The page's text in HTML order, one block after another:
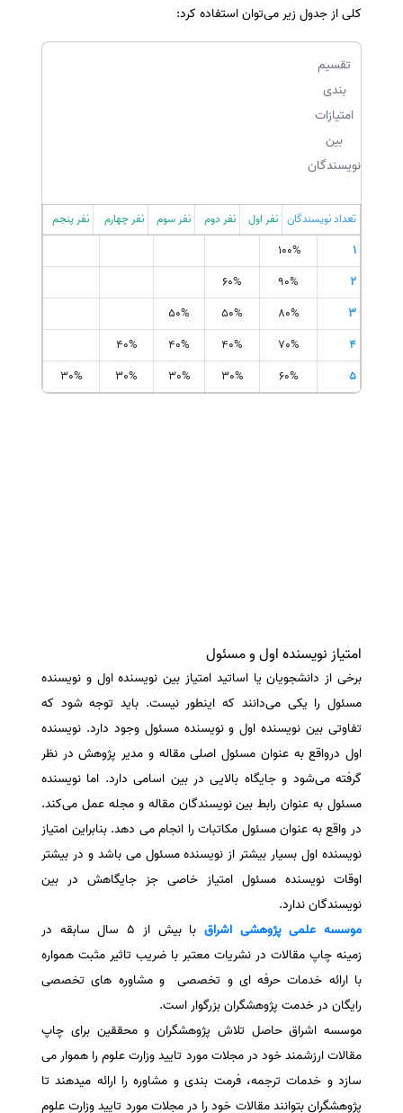
کلی از جدول زیر می‌توان استفاده کرد:
تقسیم
بندی
امتیازات
بین
نویسندگان
تعداد نویسندگان نفر اول نفر دوم نفر سوم نفر چهارم نفر پنجم
1
100%
2
90%
60%
3
80%
50%
50%
4
70%
40%
40%
40%
5
60%
30%
30%
30%
30%
امتیاز نویسنده اول و مسئول
برخی از دانشجویان یا اساتید امتیاز بین نویسنده اول و نویسنده
مسئول را یکی می‌دانند که اینطور نیست. باید توجه شود که
تفاوتی بین نویسنده اول و نویسنده مسئول وجود دارد. نویسنده
اول درواقع به عنوان مسئول اصلی مقاله و مدیر پژوهش در نظر
گرفته می‌شود و جایگاه بالایی در بین اسامی دارد. اما نویسنده
مسئول به عنوان رابط بین نویسندگان مقاله و مجله عمل می‌کند.
در واقع به عنوان مسئول مکاتبات را انجام می دهد. بنابراین امتیاز
نویسنده اول بسیار بیشتر از نویسنده مسئول می باشد و در بیشتر
اوقات نویسنده مسئول امتیاز خاصی جز جایگاهش در بین
نویسندگان ندارد.
موسسه علمی پژوهشی اشراق
با بیش از 5 سال سابقه در
زمینه چاپ مقالات در نشریات معتبر با ضریب تاثیر مثبت همواره
با ارائه خدمات حرفه ای و تخصصی و مشاوره های تخصصی
رایگان در خدمت پژوهشگران بزرگوار است.
موسسه اشراق حاصل تلاش پژوهشگران و محققین برای چاپ
مقالات ارزشمند خود در مجلات مورد تایید وزارت علوم را هموار می
سازد و خدمات ترجمه، فرمت بندی و مشاوره را ارائه میدهند تا
پژوهشگران بتوانند مقالات خود را در مجلات مورد تایید وزارت علوم